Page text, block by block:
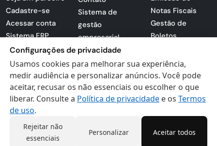
Cadastre-se
Acessar conta
Sistema ERP
Apresentação
PDF
Loja -
Certificados
Digitais
Sistema de
gestão
empresarial
Sistema para
lojas
Preferências de
cookies
Politica de
Notas Fiscais
Gestão de
Boletos
Configurações de privacidade
Usamos cookies para melhorar sua experiência,
medir audiência e personalizar anúncios. Você pode
aceitar, recusar os não essenciais ou escolher o que
liberar. Consulte a Política de privacidade e os Termos
de uso.
Rejeitar não
essenciais
Personalizar Aceitar todos